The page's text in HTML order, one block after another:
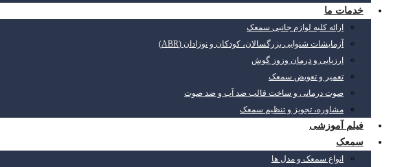
خدمات ما
ارائه کلیه لوازم جانبی سمعک
آزمایشات شنوایی بزرگسالان، کودکان و نوزادان (ABR)
ارزیابی و درمان وزوز گوش
تعمیر و تعویض سمعک
صوت درمانی و ساخت قالب ضد آب و ضد صوت
مشاوره، تجویز و تنظیم سمعک
فیلم آموزشی
سمعک
انواع سمعک و مدل ها